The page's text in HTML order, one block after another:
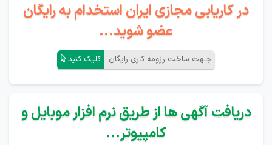
در کاریابی مجازی ایران استخدام به رایگان
عضو شوید...
جـهت ساخت رزومه کاری رایگان کلیک کنید
دریافت آگهی ها از طریق نرم افزار موبایل و
کامپیوتر...